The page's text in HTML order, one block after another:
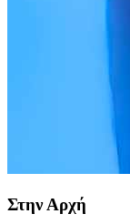
Στην Αρχή